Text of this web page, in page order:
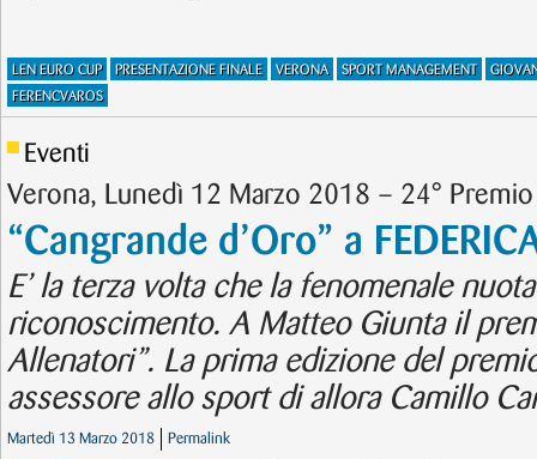
LEN EURO CUP PRESENTAZIONE FINALE VERONA SPORT MANAGEMENT
FERENCVAROS
Eventi
Verona, Lunedì 12 Marzo 2018 – 24° Premio
“Cangrande d’Oro” a
E’ la terza volta che la fenomenale
riconoscimento. A Matteo Giunta il
Allenatori”. La prima edizione del
assessore allo sport di allora Camillo
Martedì 13 Marzo 2018 Permalink